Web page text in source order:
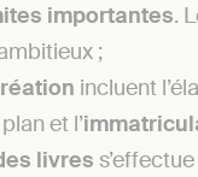
importantes.
;
incluent
et l’
livres